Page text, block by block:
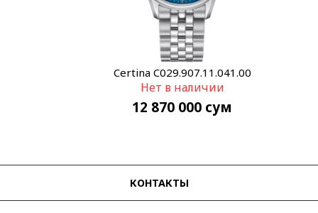
Certina C029.907.11.041.00
Нет в наличии
12 870 000 сум
КОНТАКТЫ